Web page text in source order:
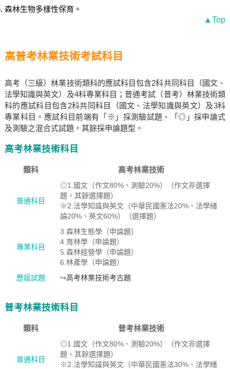
森林生物多樣性保育。
▲Top
高普考林業技術考試科目
高考（三級）林業技術類科的應試科目包含2科共同科目（國文、
法學知識與英文）及4科專業科目；普通考試（普考）林業技術類
科的應試科目包含2科共同科目（國文、法學知識與英文）及3科
專業科目。應試科目前端有「※」採測驗試題、「◎」採申論式
及測驗之混合式試題，其餘採申論題型。
高考林業技術科目
類科 高考林業技術
普通科目
◎1.國文（作文80%、測驗20%）（作文非選擇
題，其餘選擇題）
※2.法學知識與英文（中華民國憲法20%、法學緒
論20%、英文60%）（選擇題）
專業科目
3.森林生態學（申論題）
4.育林學（申論題）
5.森林經營學（申論題）
6.林產學（申論題）
歷屆試題
↪高考林業技術考古題
普考林業技術科目
類科 普考林業技術
普通科目
◎1.國文（作文80%、測驗20%）（作文非選擇
題，其餘選擇題）
※2.法學知識與英文（中華民國憲法30%、法學緒